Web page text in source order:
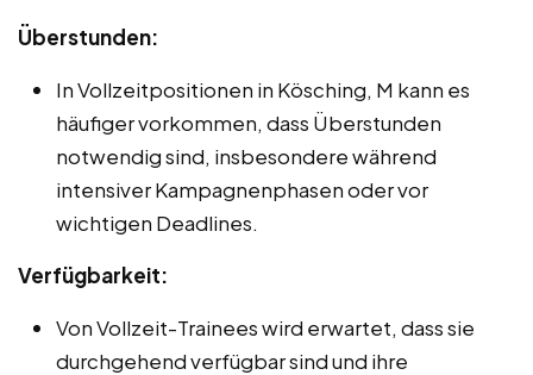
Überstunden:
In Vollzeitpositionen in Kösching, M kann es
häufiger vorkommen, dass Überstunden
notwendig sind, insbesondere während
intensiver Kampagnenphasen oder vor
wichtigen Deadlines.
Verfügbarkeit:
Von Vollzeit-Trainees wird erwartet, dass sie
durchgehend verfügbar sind und ihre